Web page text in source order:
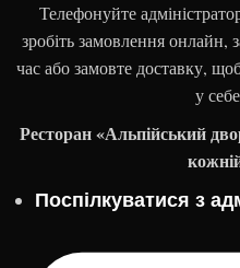
Телефонуйте
зробіть замовлення онлайн,
час або замовте доставку,
у
Ресторан «Альпійський
Поспілкуватися з